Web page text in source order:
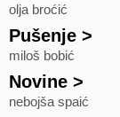
olja broćić
Pušenje >
miloš bobić
Novine >
nebojša spaić